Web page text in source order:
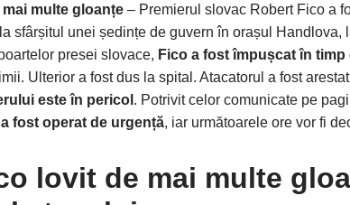
multe gloanțe – Premierul slovac Robert Fico a
sfârșitul unei ședințe de guvern în orașul Handlova,
presei slovace, Fico a fost împușcat în timp
Ulterior a fost dus la spital. Atacatorul a fost
este în pericol . Potrivit celor comunicate pe
a fost operat de urgență, iar următoarele ore vor fi
lovit de mai multe